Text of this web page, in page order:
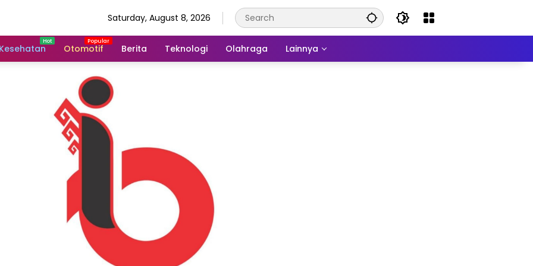
Saturday, August 8, 2026
Kesehatan Otomotif Berita Teknologi Olahraga Lainnya